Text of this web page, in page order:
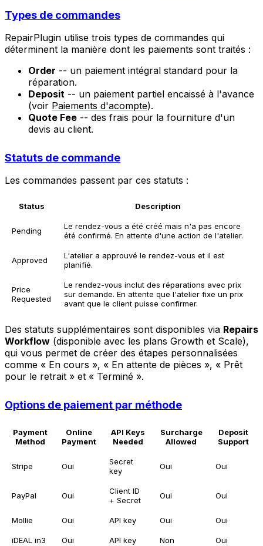
Types de commandes
RepairPlugin utilise trois types de commandes qui
déterminent la manière dont les paiements sont traités :
Order -- un paiement intégral standard pour la
réparation.
Deposit -- un paiement partiel encaissé à l'avance
(voir Paiements d'acompte).
Quote Fee -- des frais pour la fourniture d'un
devis au client.
Statuts de commande
Les commandes passent par ces statuts :
Status Description
Pending
Le rendez-vous a été créé mais n'a pas encore
été confirmé. En attente d'une action de l'atelier.
Approved
L'atelier a approuvé le rendez-vous et il est
planifié.
Price
Requested
Le rendez-vous inclut des réparations avec prix
sur demande. En attente que l'atelier fixe un prix
avant que le client puisse confirmer.
Des statuts supplémentaires sont disponibles via Repairs
Workflow (disponible avec les plans Growth et Scale),
qui vous permet de créer des étapes personnalisées
comme « En cours », « En attente de pièces », « Prêt
pour le retrait » et « Terminé ».
Options de paiement par méthode
Payment
Method
Online
Payment
API Keys
Needed
Surcharge
Allowed
Deposit
Support
Stripe Oui
Secret
key
Oui Oui
PayPal Oui
Client ID
+ Secret
Oui Oui
Mollie Oui API key Oui Oui
iDEAL in3 Oui API key Non Oui